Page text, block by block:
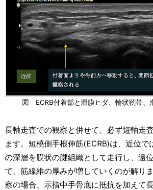
図 ECRB付着部と滑膜ヒダ、輪状靭帯、
長軸走査での観察と併せて、必ず短軸走
ます。短橈側手根伸筋(ECRB)は、近位で
の深層を膜状の腱組織として走行し、遠
て、筋線維の厚みが増していくのが解り
察の場合、示指中手骨底に抵抗を加えて